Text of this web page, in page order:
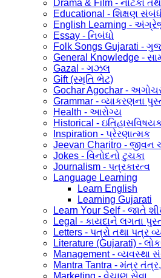
Drama & Film - નાટકો
Educational - શિક્ષણ
English Learning -
Essay - નિબંધો
Folk Songs Gujarati -
General Knowledge -
Gazal - ગઝલ
Gift (સ્મૃતિ ભેટ)
Gochar Agochar -
Grammar - વ્યાકરણના
Health - આરોગ્ય
Historical -
Inspiration - પ્રેરણાત્મક
Jeevan Charitro - જીવન
Jokes - વિનોદનો ટુચકા
Journalism - પત્રકારત્વ
Language Learning
Learn English
Learning Gujarati
Learn Your Self - જાતે
Legal - કાયદાને લગતા
Letters - પત્રો તથા પત્ર
Literature (Gujarati) -
Management - વ્યવસ્થા
Mantra Tantra - મંત્ર
Marketing - વેચાણ સેવા